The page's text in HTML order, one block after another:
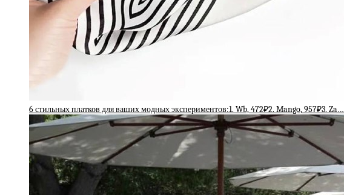
6 стильных платков для ваших модных экспериментов:1. Wb, 472₽2. Mango, 957₽3. Za…